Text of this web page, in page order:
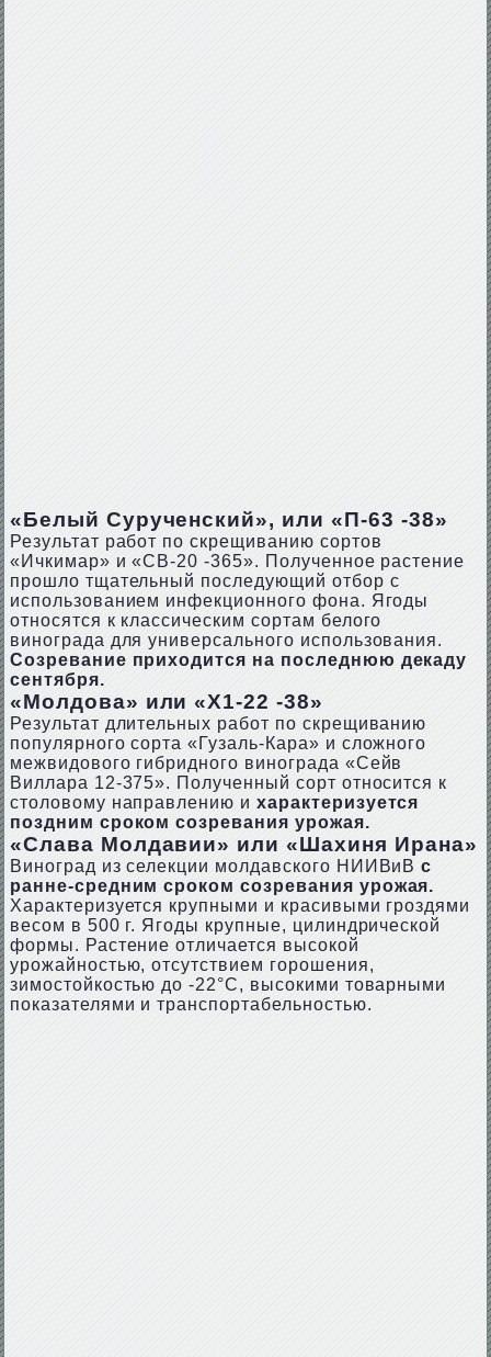
«Белый Сурученский», или «П-63 -38»
Результат работ по скрещиванию сортов
«Ичкимар» и «СВ-20 -365». Полученное растение
прошло тщательный последующий отбор с
использованием инфекционного фона. Ягоды
относятся к классическим сортам белого
винограда для универсального использования.
Созревание приходится на последнюю декаду
сентября.
«Молдова» или «Х1-22 -38»
Результат длительных работ по скрещиванию
популярного сорта «Гузаль-Кара» и сложного
межвидового гибридного винограда «Сейв
Виллара 12-375». Полученный сорт относится к
столовому направлению и характеризуется
поздним сроком созревания урожая.
«Слава Молдавии» или «Шахиня Ирана»
Виноград из селекции молдавского НИИВиВс
ранне-средним сроком созревания урожая.
Характеризуется крупными и красивыми гроздями
весом в 500 г. Ягоды крупные, цилиндрической
формы. Растение отличается высокой
урожайностью, отсутствием горошения,
зимостойкостью до -22°С, высокими товарными
показателями и транспортабельностью.